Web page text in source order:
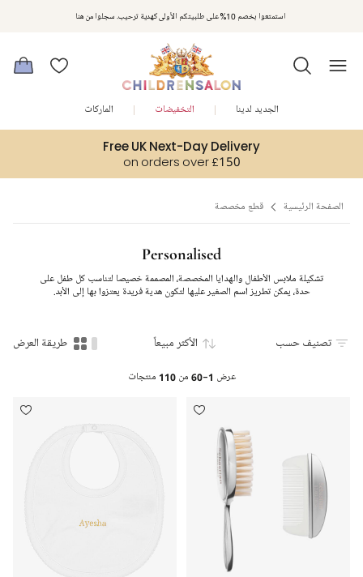
استمتعوا بخصم 10% على طلبيتكم الأولى كهدية ترحيب. سجلوا من هنا
مكافآت تشلدرن صالون | اجمعوا النقاط مع كل عملية شراء لتحصلوا على هدايا حصرية وعروض مصممة خصيصا لتلبي
متطلباتكم
Free UK Next-Day Delivery
on orders over £150
الجديد لدينا التخفيضات الماركات
الصفحة الرئيسية قطع مخصصة
Personalised
تشكيلة ملابس الأطفال والهدايا المخصصة، المصممة خصيصا لتناسب كل طفل على
حدة، يمكن تطريز اسم الصغير عليها لتكون هدية فريدة يعتزوا بها إلى الأبد.
تصنيف حسب الأكثر مبيعاً طريقة العرض
عرض 1-60 من110 منتجات